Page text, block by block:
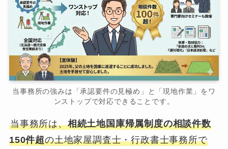
当事務所の強みは「承認要件の見極め」と「現地作業」をワ
ンストップで対応できることです。
当事務所は、相続土地国庫帰属制度の相談件数
150件超の土地家屋調査士・行政書士事務所で